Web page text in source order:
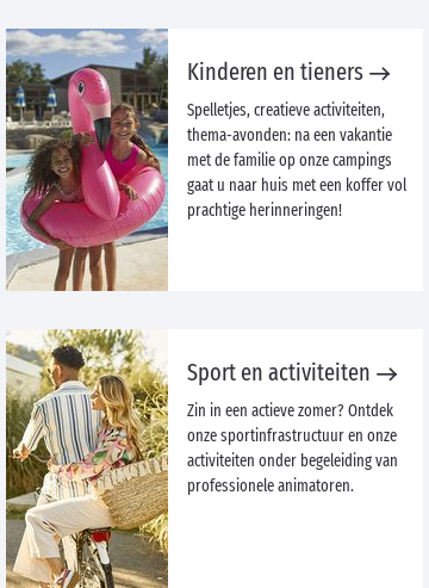
Kinderen en tieners
Spelletjes, creatieve activiteiten,
thema-avonden: na een vakantie
met de familie op onze campings
gaat u naar huis met een koffer vol
prachtige herinneringen!
Sport en activiteiten
Zin in een actieve zomer? Ontdek
onze sportinfrastructuur en onze
activiteiten onder begeleiding van
professionele animatoren.